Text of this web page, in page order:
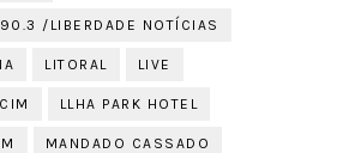
/LIBERDADE NOTÍCIAS
LITORAL LIVE
LLHA PARK HOTEL
M MANDADO CASSADO